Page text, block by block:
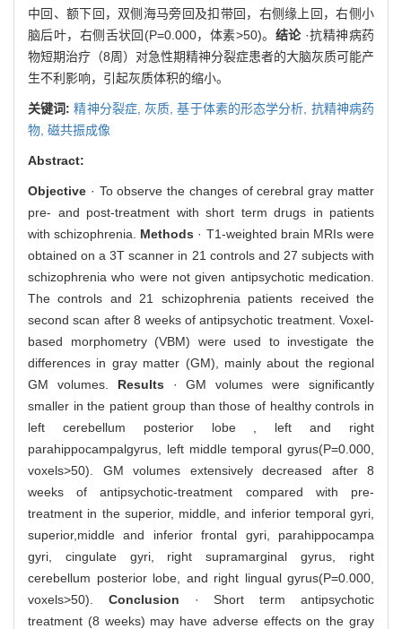
中回、额下回，双侧海马旁回及扣带回，右侧缘上回，右侧小
脑后叶，右侧舌状回(P=0.000，体素>50)。 结论·抗精神病药
物短期治疗（8周）对急性期精神分裂症患者的大脑灰质可能产
生不利影响，引起灰质体积的缩小。
关键词:精神分裂症, 灰质,基于体素的形态学分析, 抗精神病药
物, 磁共振成像
Abstract:
Objective · To observe the changes of cerebral gray matter
pre- and post-treatment with short term drugs in patients
with schizophrenia. Methods · T1-weighted brain MRIs were
obtained on a 3T scanner in 21 controls and 27 subjects with
schizophrenia who were not given antipsychotic medication.
The controls and 21 schizophrenia patients received the
second scan after 8 weeks of antipsychotic treatment. Voxel-
based morphometry (VBM) were used to investigate the
differences in gray matter (GM), mainly about the regional
GM volumes. Results · GM volumes were significantly
smaller in the patient group than those of healthy controls in
left cerebellum posterior lobe , left and right
parahippocampalgyrus, left middle temporal gyrus(P=0.000,
voxels>50). GM volumes extensively decreased after 8
weeks of antipsychotic-treatment compared with pre-
treatment in the superior, middle, and inferior temporal gyri,
superior,middle and inferior frontal gyri, parahippocampa
gyri, cingulate gyri, right supramarginal gyrus, right
cerebellum posterior lobe, and right lingual gyrus(P=0.000,
voxels>50). Conclusion · Short term antipsychotic
treatment (8 weeks) may have adverse effects on the gray